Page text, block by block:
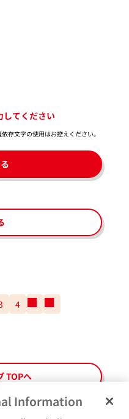
してください
存文字の使用はお控えください。​
4
の
番
ペ
ー
TOPへ
Information